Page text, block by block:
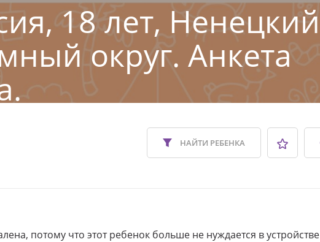
18 лет, Ненецкий
округ. Анкета
НАЙТИ РЕБЕНКА
потому что этот ребенок больше не нуждается в устройстве